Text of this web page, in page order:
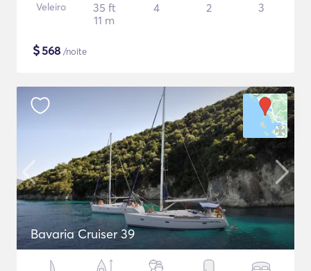
Veleiro
35 ft
11 m
4 2 3
$568 /noite
Bavaria Cruiser 39